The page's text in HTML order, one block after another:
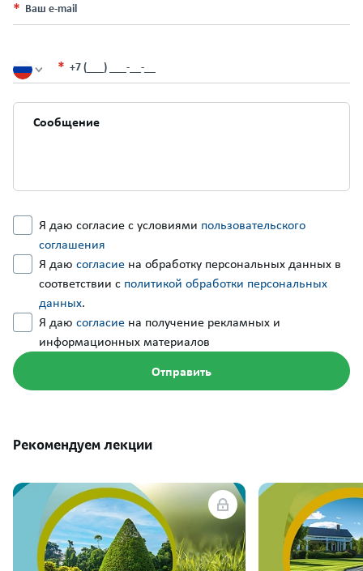
Ваш e-mail
+7 (___) ___-__-__
Я даю согласие с условиями пользовательского
соглашения
Я даю согласие на обработку персональных данных в
соответствии с политикой обработки персональных
данных.
Я даю согласие на получение рекламных и
информационных материалов
Рекомендуем лекции